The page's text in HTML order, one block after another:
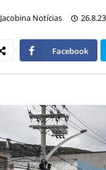
Jacobina Notícias 26.8.23
Facebook